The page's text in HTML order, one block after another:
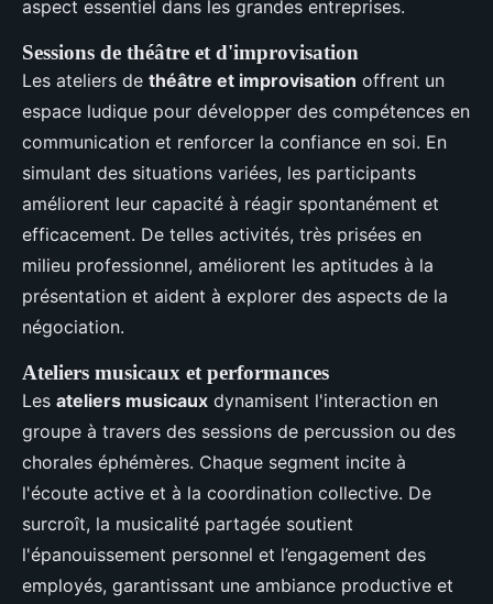
aspect essentiel dans les grandes entreprises.
Sessions de théâtre et d'improvisation
Les ateliers de théâtre et improvisation offrent un
espace ludique pour développer des compétences en
communication et renforcer la confiance en soi. En
simulant des situations variées, les participants
améliorent leur capacité à réagir spontanément et
efficacement. De telles activités, très prisées en
milieu professionnel, améliorent les aptitudes à la
présentation et aident à explorer des aspects de la
négociation.
Ateliers musicaux et performances
Les ateliers musicaux dynamisent l'interaction en
groupe à travers des sessions de percussion ou des
chorales éphémères. Chaque segment incite à
l'écoute active et à la coordination collective. De
surcroît, la musicalité partagée soutient
l'épanouissement personnel et l’engagement des
employés, garantissant une ambiance productive et